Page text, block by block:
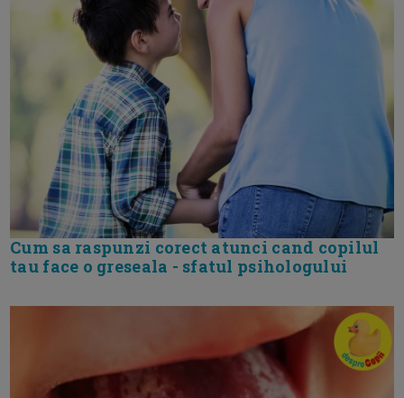
Cum sa raspunzi corect atunci cand copilul
tau face o greseala - sfatul psihologului